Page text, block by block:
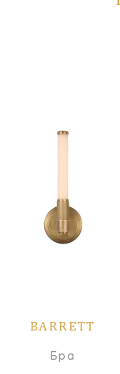
BARRETT
Бра